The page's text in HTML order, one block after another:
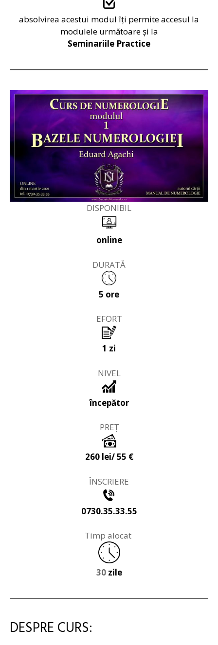
absolvirea acestui modul îți permite accesul la
modulele următoare și la
Seminariile Practice
DISPONIBIL
online
DURATĂ
5 ore
EFORT
1 zi
NIVEL
începător
PREȚ
260 lei/ 55 €
ÎNSCRIERE
0730.35.33.55
Timp alocat
30 zile
DESPRE CURS: